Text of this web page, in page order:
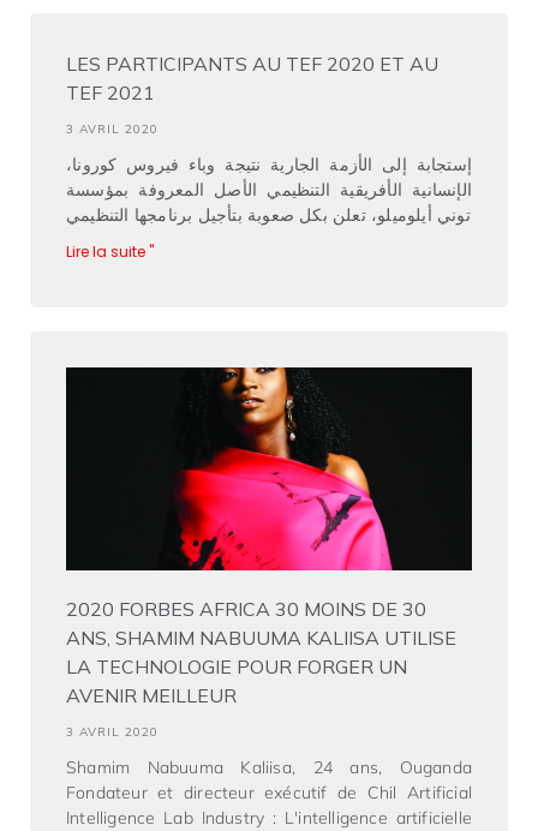
LES PARTICIPANTS AU TEF 2020 ET AU
TEF 2021
3 AVRIL 2020
إستجابة إلى الأزمة الجارية نتيجة وباء فيروس كورونا،
الإنسانية الأفريقية التنظيمي الأصل المعروفة بمؤسسة
توني أيلوميلو، تعلن بكل صعوبة بتأجيل برنامجها التنظيمي
Lire la suite "
2020 FORBES AFRICA 30 MOINS DE 30
ANS, SHAMIM NABUUMA KALIISA UTILISE
LA TECHNOLOGIE POUR FORGER UN
AVENIR MEILLEUR
3 AVRIL 2020
Shamim Nabuuma Kaliisa, 24 ans, Ouganda
Fondateur et directeur exécutif de Chil Artificial
Intelligence Lab Industry : L'intelligence artificielle